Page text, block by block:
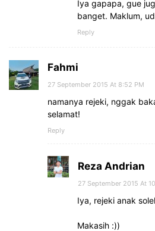
Iya gapapa, gue
banget. Maklum,
Reply
Fahmi
27 September 2015 At 8:52 PM
namanya rejeki, nggak
selamat!
Reply
Reza Andrian
27 September 2015 At
Iya, rejeki anak
Makasih :))